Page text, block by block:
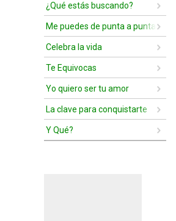
¿Qué estás buscando?
Me puedes de punta a punta
Celebra la vida
Te Equivocas
Yo quiero ser tu amor
La clave para conquistarte
Y Qué?